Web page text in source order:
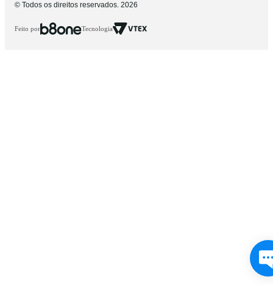
© Todos os direitos reservados. 2026
Feito por Tecnologia